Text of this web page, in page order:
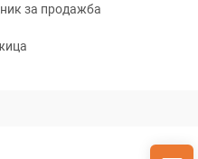
за продажба